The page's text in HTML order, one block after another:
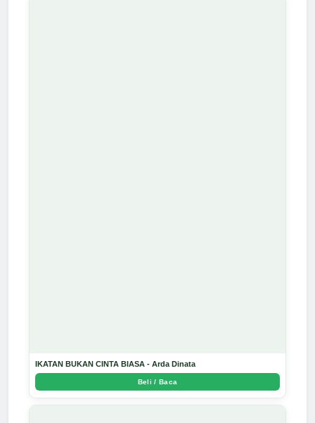
IKATAN BUKAN CINTA BIASA - Arda Dinata
Beli / Baca